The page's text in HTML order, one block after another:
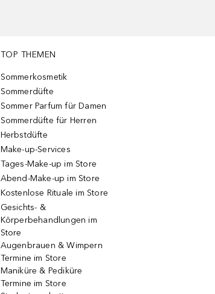
TOP THEMEN
Sommerkosmetik
Sommerdüfte
Sommer Parfum für Damen
Sommerdüfte für Herren
Herbstdüfte
Make-up-Services
Tages-Make-up im Store
Abend-Make-up im Store
Kostenlose Rituale im Store
Gesichts- &
Körperbehandlungen im
Store
Augenbrauen & Wimpern
Termine im Store
Maniküre & Pediküre
Termine im Store